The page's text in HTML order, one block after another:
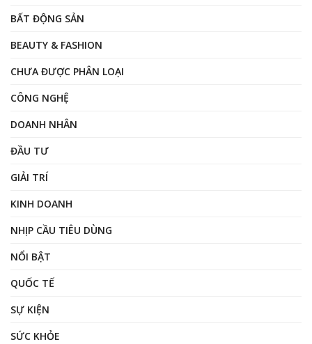
BẤT ĐỘNG SẢN
BEAUTY & FASHION
CHƯA ĐƯỢC PHÂN LOẠI
CÔNG NGHỆ
DOANH NHÂN
ĐẦU TƯ
GIẢI TRÍ
KINH DOANH
NHỊP CẦU TIÊU DÙNG
NỔI BẬT
QUỐC TẾ
SỰ KIỆN
SỨC KHỎE